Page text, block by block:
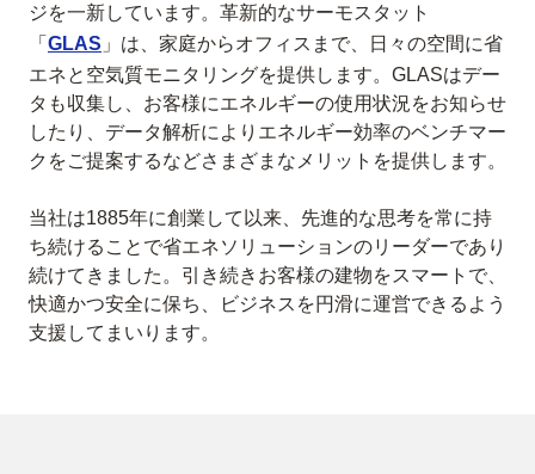
ジを一新しています。革新的なサーモスタット
「 GLAS 」 は、家庭からオフィスまで、日々の空間に省
エネと空気質モニタリングを提供します。GLASはデー
タも収集し、お客様にエネルギーの使用状況をお知らせ
したり、データ解析によりエネルギー効率のベンチマー
クをご提案するなどさまざまなメリットを提供します。
当社は1885年に創業して以来、先進的な思考を常に持
ち続けることで省エネソリューションのリーダーであり
続けてきました。引き続きお客様の建物をスマートで、
快適かつ安全に保ち、ビジネスを円滑に運営できるよう
支援してまいります。